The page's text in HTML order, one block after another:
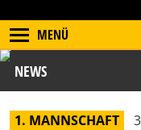
MENÜ
NEWS
1. MANNSCHAFT